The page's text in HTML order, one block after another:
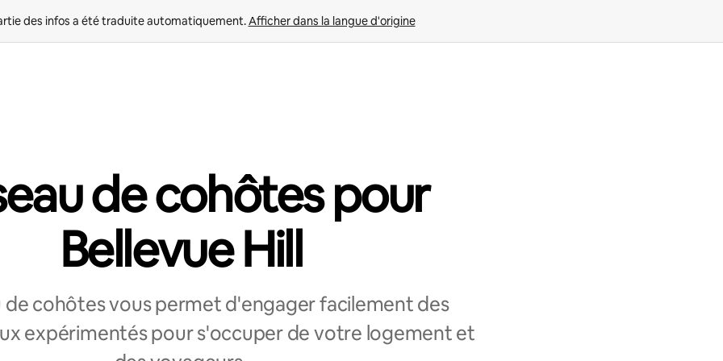
des infos a été traduite automatiquement. Afficher dans la langue d'origine
de cohôtes pour
Bellevue Hill
de cohôtes vous permet d'engager facilement des
expérimentés pour s'occuper de votre logement et